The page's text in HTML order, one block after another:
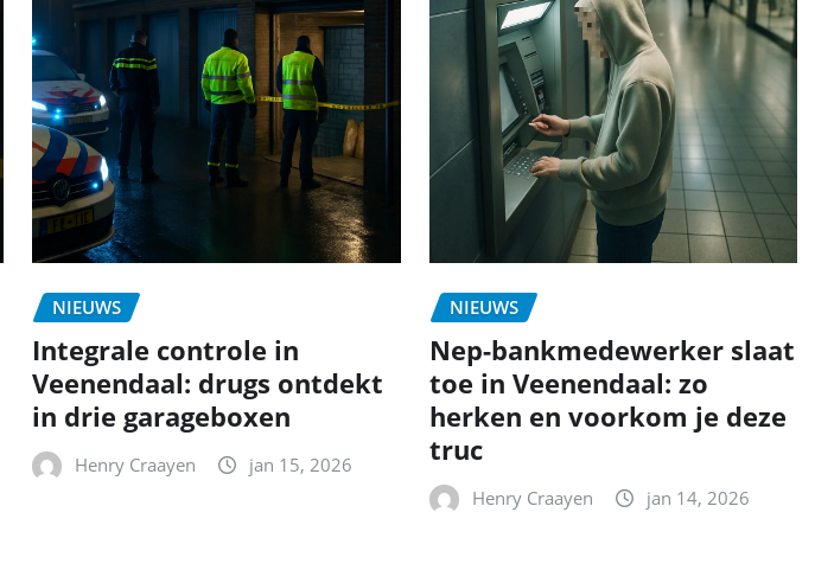
NIEUWS
Integrale controle in
Veenendaal: drugs ontdekt
in drie garageboxen
Henry Craayen jan 15, 2026
NIEUWS
Nep-bankmedewerker slaat
toe in Veenendaal: zo
herken en voorkom je deze
truc
Henry Craayen jan 14, 2026